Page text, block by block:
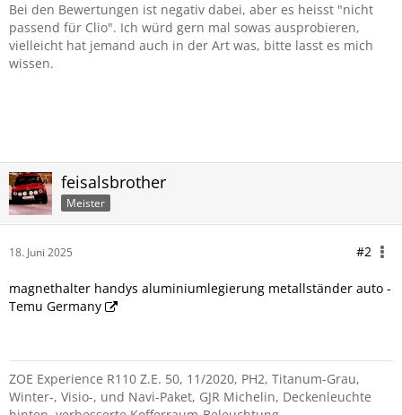
Bei den Bewertungen ist negativ dabei, aber es heisst "nicht
passend für Clio". Ich würd gern mal sowas ausprobieren,
vielleicht hat jemand auch in der Art was, bitte lasst es mich
wissen.
feisalsbrother
Meister
18. Juni 2025 #2
magnethalter handys aluminiumlegierung metallständer auto -
Temu Germany
ZOE Experience R110 Z.E. 50, 11/2020, PH2, Titanum-Grau,
Winter-, Visio-, und Navi-Paket, GJR Michelin, Deckenleuchte